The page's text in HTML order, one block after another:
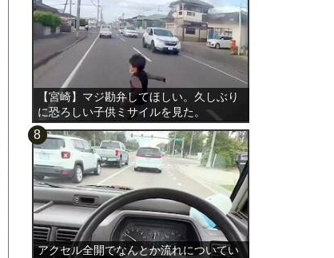
【宮崎】マジ勘弁してほしい。久しぶり
に恐ろしい子供ミサイルを見た。
アクセル全開でなんとか流れについてい